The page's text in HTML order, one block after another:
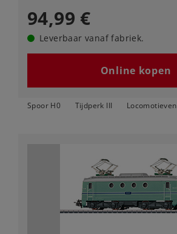
94,99 €
Leverbaar vanaf fabriek.
Online kopen
Spoor H0 Tijdperk III Locomotieven